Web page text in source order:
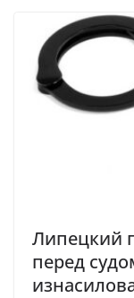
Липецкий
перед